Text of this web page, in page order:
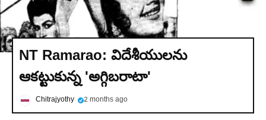
NT Ramarao: విదేశీయులను
ఆకట్టుకున్న 'అగ్గిబరాటా'
Chitrajyothy 2 months ago